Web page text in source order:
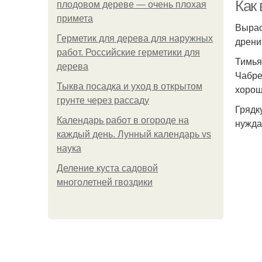
плодовом дереве — очень плохая
примета
Герметик для дерева для наружных
работ. Российские герметики для
дерева
Тыква посадка и уход в открытом
грунте через рассаду
Календарь работ в огороде на
каждый день. Лунный календарь vs
наука
Деление куста садовой
многолетней гвоздики